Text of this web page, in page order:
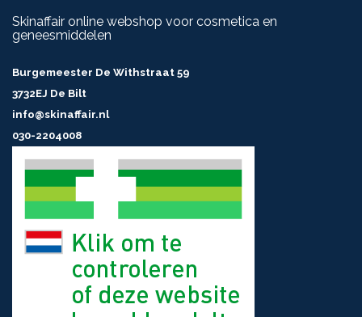
Skinaffair online webshop voor cosmetica en
geneesmiddelen
Burgemeester De Withstraat 59
3732EJ De Bilt
info@skinaffair.nl
030-2204008